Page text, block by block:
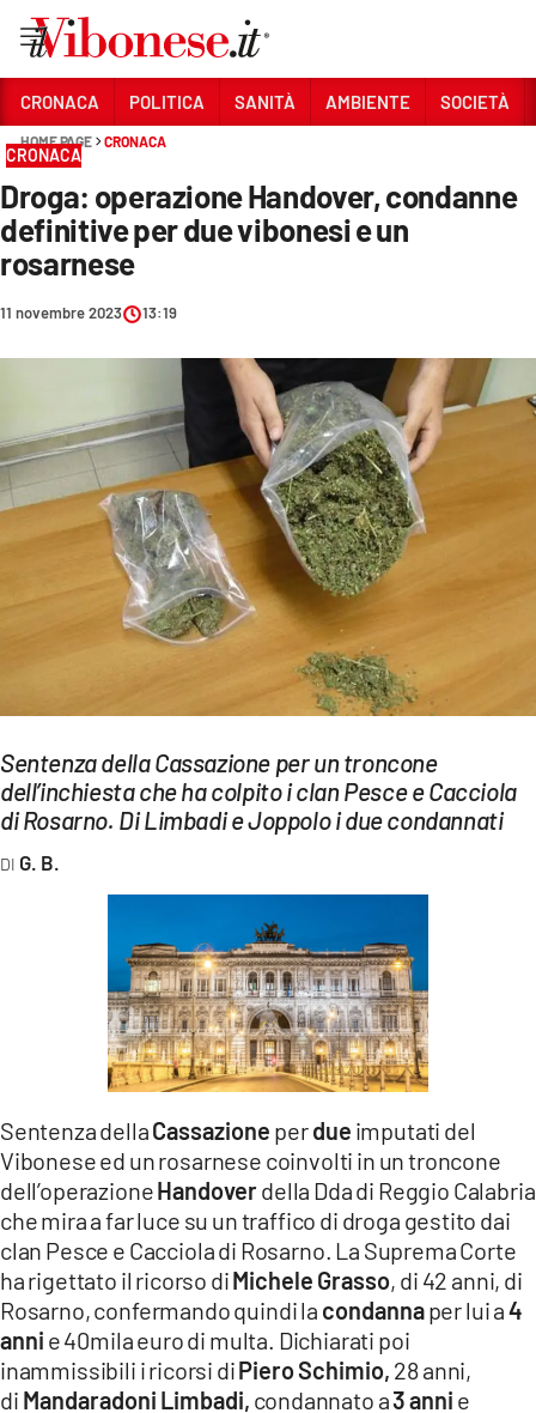
Sezioni
CRONACA
POLITICA
CULTURA
ECONOMIA E LAVORO
SPORT
LAC TV
LAC NETWORK
LAC ONAIR
LACONAIR.IT
ILREGGINO.IT
COSENZACHANNEL.IT
ILVIBONESE.IT
CATANZAROCHANNEL.IT
LACAPITALENEWS.IT
CRONACA POLITICA SANITÀ AMBIENTE SOCIETÀ
HOME PAGE CRONACA
CRONACA
Droga: operazione Handover, condanne
definitive per due vibonesi e un
rosarnese
11 novembre 2023 13:19
Sentenza della Cassazione per un troncone
dell’inchiesta che ha colpito i clan Pesce e Cacciola
di Rosarno. Di Limbadi e Joppolo i due condannati
G. B.
Sentenza dellaCassazione perdue imputati del
Vibonese ed un rosarnese coinvolti in un troncone
dell’operazioneHandoverdella Dda di Reggio Calabria
che mira a far luce su un traffico di droga gestito dai
clan Pesce e Cacciola di Rosarno. La Suprema Corte
ha rigettato il ricorso diMichele Grasso, di 42 anni, di
Rosarno, confermando quindi la condannaper lui a4
anni e 40mila euro di multa. Dichiarati poi
inammissibili i ricorsi diPiero Schimio, 28 anni,
di Mandaradoni Limbadi, condannato a3 anni e